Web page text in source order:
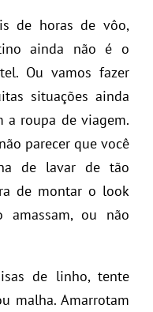
de horas de vôo,
ainda não é o
Ou vamos fazer
situações ainda
a roupa de viagem.
parecer que você
de lavar de tão
de montar o look
ou não
de linho, tente
malha. Amarrotam